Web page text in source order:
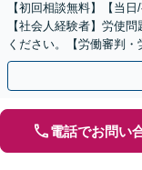
【初回相談無料】【当
【社会人経験者】労使
ください。【労働審判
もいただいております。
電話でお問い